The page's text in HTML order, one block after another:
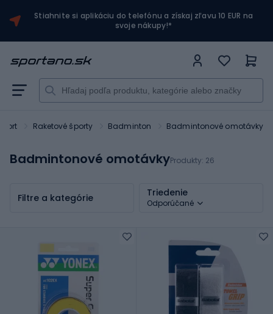
Stiahnite si aplikáciu do telefónu a získaj zľavu 10 EUR na
svoje nákupy!*
Raketové športy Badminton Badmintonové omotávky
Badmintonové omotávkyProdukty: 26
Filtre a kategórie Triedenie
Odporúčané